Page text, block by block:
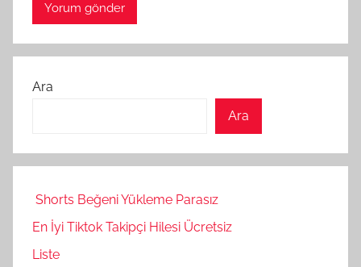
Ara
Ara
Shorts Beğeni Yükleme Parasız
En İyi Tiktok Takipçi Hilesi Ücretsiz
Liste